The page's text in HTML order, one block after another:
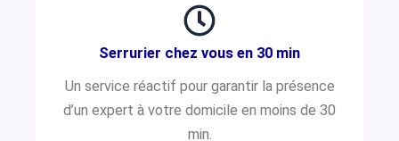
Serrurier chez vous en 30 min
Un service réactif pour garantir la présence
d’un expert à votre domicile en moins de 30
min.